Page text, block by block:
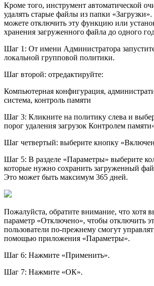
Кроме того, инструмент автоматической
удалять старые файлы из папки
можете отключить эту функцию или
хранения загруженного файла до одного
Шаг 1: От имени Администратора
локальной групповой политики.
Шаг второй: отредактируйте:
Компьютерная конфигурация,
система, контроль памяти
Шаг 3: Кликните на политику слева и
порог удаления загрузок Контролем
Шаг четвертый: выберите кнопку
Шаг 5: В разделе «Параметры» выберите
которые нужно сохранить загруженный
Это может быть максимум 365 дней.
Пожалуйста, обратите внимание, что хотя
параметр «Отключено», чтобы отключить
пользователи по-прежнему смогут
помощью приложения «Параметры».
Шаг 6: Нажмите «Применить».
Шаг 7: Нажмите «ОК».